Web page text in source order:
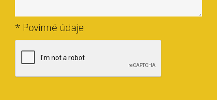
* Povinné údaje